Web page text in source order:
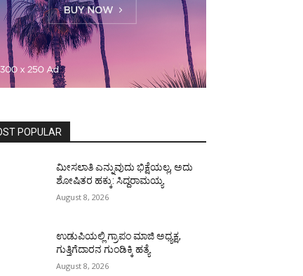
POPULAR
ಮೀಸಲಾತಿ ಎನ್ನುವುದು ಭಿಕ್ಷೆಯಲ್ಲ, ಅದು
ಶೋಷಿತರ ಹಕ್ಕು: ಸಿದ್ದರಾಮಯ್ಯ
August 8, 2026
ಉಡುಪಿಯಲ್ಲಿ ಗ್ರಾಪಂ ಮಾಜಿ ಅಧ್ಯಕ್ಷ,
ಗುತ್ತಿಗೆದಾರನ ಗುಂಡಿಕ್ಕಿ ಹತ್ಯೆ
August 8, 2026